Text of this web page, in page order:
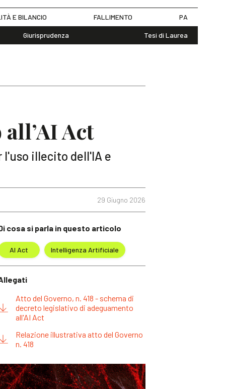
E BILANCIO FALLIMENTO PA
Giurisprudenza Tesi di Laurea
Act
l'uso illecito dell'IA e
29 Giugno 2026
cosa si parla in questo articolo
AI Act Intelligenza Artificiale
Atto del Governo, n. 418 - schema di
decreto legislativo di adeguamento
all'AI Act
Relazione illustrativa atto del Governo
n. 418